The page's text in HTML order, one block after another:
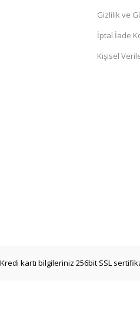
Gizlilik ve
İptal İade
Kişisel
kartı bilgileriniz 256bit SSL